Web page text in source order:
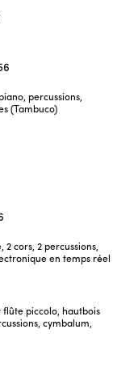
percussions,
(Tambuco)
cors, 2 percussions,
en temps réel
flûte piccolo, hautbois
cymbalum,